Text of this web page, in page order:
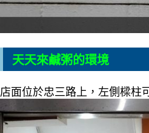
天天來鹹粥的環境
店面位於忠三路上，左側樑柱